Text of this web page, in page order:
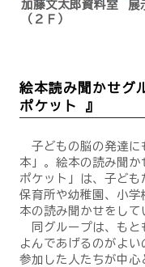
加藤文太郎資料室
（２Ｆ）
展
絵本読み聞かせグ
ポケット 』
子どもの脳の発達に
本」。絵本の読み聞
ポケット」は、子ども
保育所や幼稚園、小
本の読み聞かせをして
同グループは、もと
よんであげるのがよ
参加した人たちが中心